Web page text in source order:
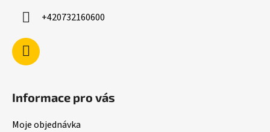
+420732160600
Informace pro vás
Moje objednávka